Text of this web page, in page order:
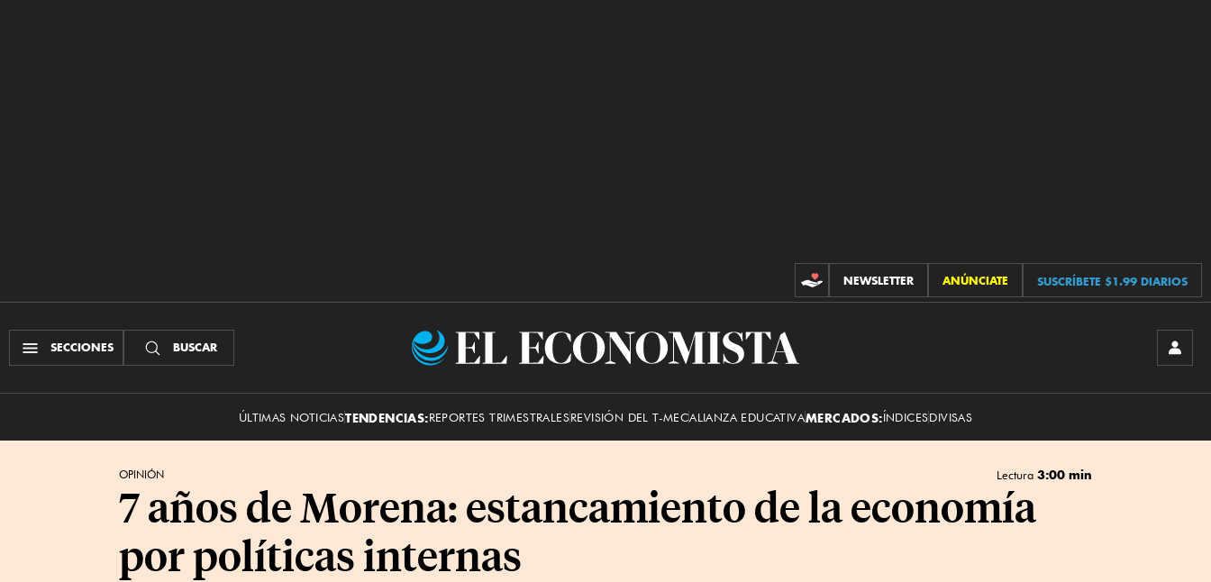
CONTRIBUCIONES
NEWSLETTER ANÚNCIATE SUSCRÍBETE $1.99 DIARIOS
SECCIONES BUSCAR
El
ÚLTIMAS NOTICIASTENDENCIAS:REPORTES TRIMESTRALESREVISIÓN DEL T-MECALIANZA EDUCATIVAMERCADOS:ÍNDICESDIVISAS
OPINIÓN Lectura 3:00 min
​7 años de Morena: estancamiento de la economía
por políticas internas